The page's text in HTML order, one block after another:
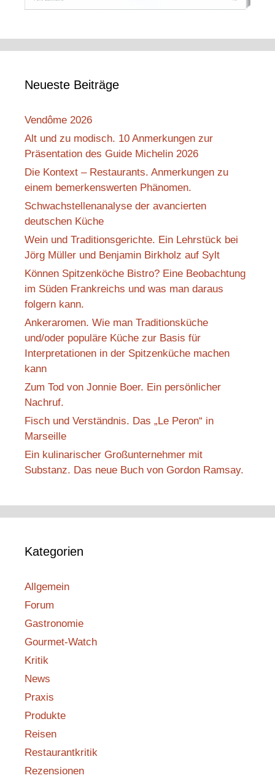
Neueste Beiträge
Vendôme 2026
Alt und zu modisch. 10 Anmerkungen zur
Präsentation des Guide Michelin 2026
Die Kontext – Restaurants. Anmerkungen zu
einem bemerkenswerten Phänomen.
Schwachstellenanalyse der avancierten
deutschen Küche
Wein und Traditionsgerichte. Ein Lehrstück bei
Jörg Müller und Benjamin Birkholz auf Sylt
Können Spitzenköche Bistro? Eine Beobachtung
im Süden Frankreichs und was man daraus
folgern kann.
Ankeraromen. Wie man Traditionsküche
und/oder populäre Küche zur Basis für
Interpretationen in der Spitzenküche machen
kann
Zum Tod von Jonnie Boer. Ein persönlicher
Nachruf.
Fisch und Verständnis. Das „Le Peron“ in
Marseille
Ein kulinarischer Großunternehmer mit
Substanz. Das neue Buch von Gordon Ramsay.
Kategorien
Allgemein
Forum
Gastronomie
Gourmet-Watch
Kritik
News
Praxis
Produkte
Reisen
Restaurantkritik
Rezensionen